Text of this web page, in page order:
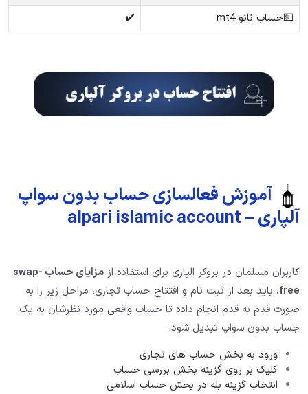
💵حساب نانو mt4
✔️
آموزش فعالسازی حساب بدون سواپ
آلپاری – alpari islamic account
کاربران مسلمان در بروکر الپاری برای استفاده از
مزایای حساب swap-
free، باید بعد از ثبت نام و افتتاح حساب تجاری، مراحل زیر را به
صورت قدم به قدم انجام داده تا حساب واقعی مورد نظرشان به یک
جساب بدون سواپ تبدیل شود.
ورود به بخش حساب های تجاری
کلیک بر روی گزینه بخش بررسی حساب
انتخاب گزینه بله در بخش حساب اسلامی